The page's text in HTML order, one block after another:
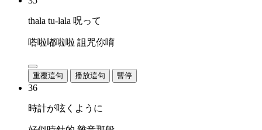
thala tu-lala 呪って
嗒啦嘟啦啦 詛咒你唷
重覆這句 播放這句 暫停
36
時計が呟くように